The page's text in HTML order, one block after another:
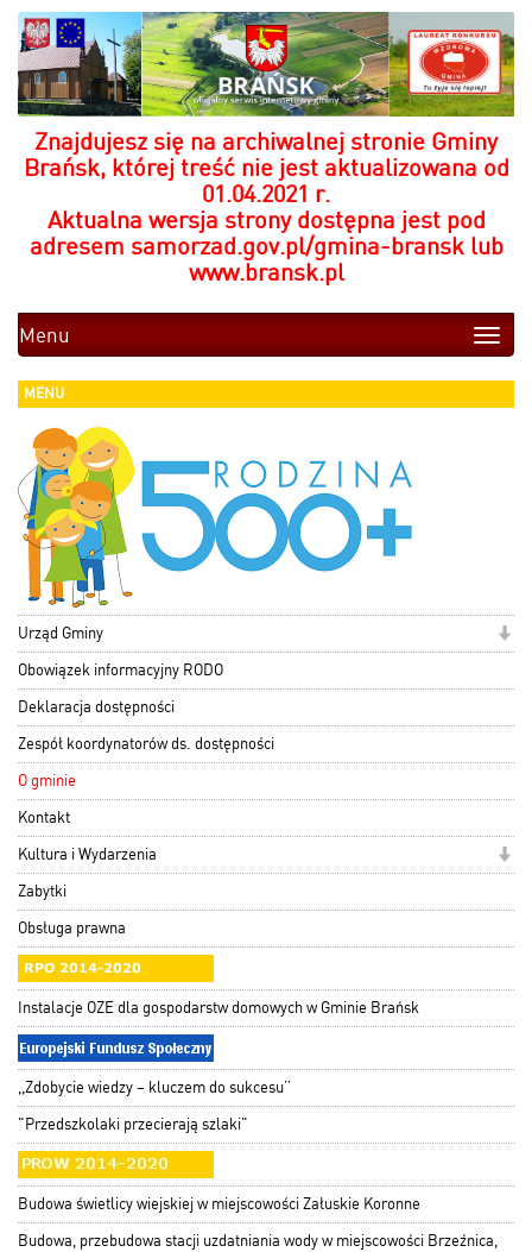
Znajdujesz się na archiwalnej stronie Gminy
Brańsk, której treść nie jest aktualizowana od
01.04.2021 r.
Aktualna wersja strony dostępna jest pod
adresem samorzad.gov.pl/gmina-bransklub
www.bransk.pl
Toggle
Menu
MENU
Urząd Gminy
Obowiązek informacyjny RODO
Deklaracja dostępności
Zespół koordynatorów ds. dostępności
O gminie
Kontakt
Kultura i Wydarzenia
Zabytki
Obsługa prawna
Instalacje OZE dla gospodarstw domowych w Gminie Brańsk
,,Zdobycie wiedzy – kluczem do sukcesu’’
"Przedszkolaki przecierają szlaki"
Budowa świetlicy wiejskiej w miejscowości Załuskie Koronne
Budowa, przebudowa stacji uzdatniania wody w miejscowości Brzeźnica,